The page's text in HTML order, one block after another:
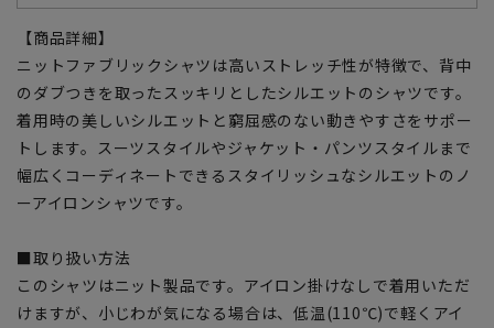
【商品詳細】
ニットファブリックシャツは高いストレッチ性が特徴で、背中
のダブつきを取ったスッキリとしたシルエットのシャツです。
着用時の美しいシルエットと窮屈感のない動きやすさをサポー
トします。スーツスタイルやジャケット・パンツスタイルまで
幅広くコーディネートできるスタイリッシュなシルエットのノ
ーアイロンシャツです。
■取り扱い方法
このシャツはニット製品です。アイロン掛けなしで着用いただ
けますが、小じわが気になる場合は、低温(110℃)で軽くアイ